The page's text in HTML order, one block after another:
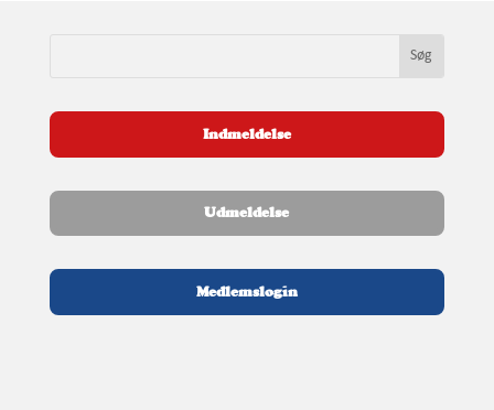
Indmeldelse
Udmeldelse
Medlemslogin